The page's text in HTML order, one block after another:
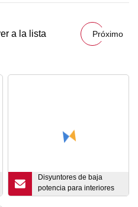
a la lista Próximo
Disyuntores de baja
potencia para interiores
de 12-24 V CC - MCB